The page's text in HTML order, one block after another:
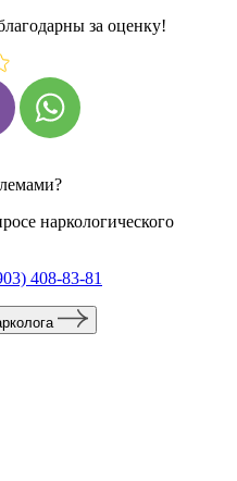
за оценку!
наркологического
408-83-81